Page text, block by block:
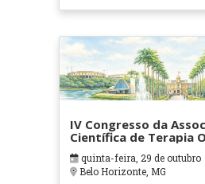
IV Congresso da
Científica de Terapia
em Contextos
Cuidados Paliativos -
quinta-feira, 29 de outubro
Belo Horizonte, MG